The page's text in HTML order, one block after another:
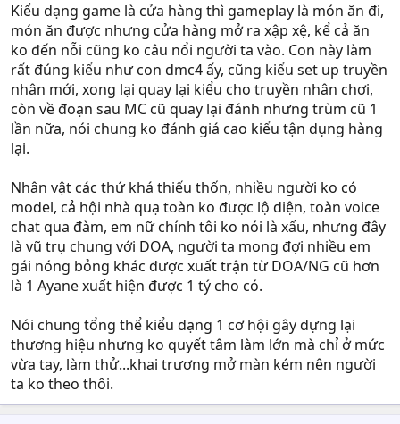
Kiểu dạng game là cửa hàng thì gameplay là món ăn đi,
món ăn được nhưng cửa hàng mở ra xập xệ, kể cả ăn
ko đến nỗi cũng ko câu nổi người ta vào. Con này làm
rất đúng kiểu như con dmc4 ấy, cũng kiểu set up truyền
nhân mới, xong lại quay lại kiểu cho truyền nhân chơi,
còn về đoạn sau MC cũ quay lại đánh nhưng trùm cũ 1
lần nữa, nói chung ko đánh giá cao kiểu tận dụng hàng
lại.
Nhân vật các thứ khá thiếu thốn, nhiều người ko có
model, cả hội nhà quạ toàn ko được lộ diện, toàn voice
chat qua đàm, em nữ chính tôi ko nói là xấu, nhưng đây
là vũ trụ chung với DOA, người ta mong đợi nhiều em
gái nóng bỏng khác được xuất trận từ DOA/NG cũ hơn
là 1 Ayane xuất hiện được 1 tý cho có.
Nói chung tổng thể kiểu dạng 1 cơ hội gây dựng lại
thương hiệu nhưng ko quyết tâm làm lớn mà chỉ ở mức
vừa tay, làm thử...khai trương mở màn kém nên người
ta ko theo thôi.